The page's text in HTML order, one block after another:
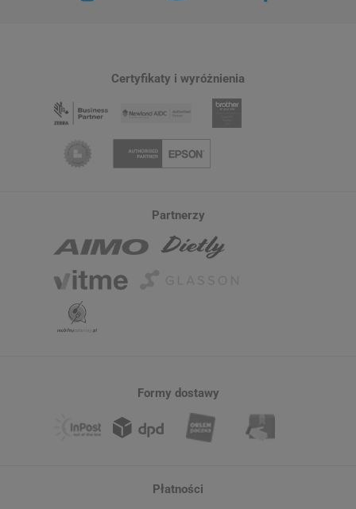
Certyfikaty i wyróżnienia
Partnerzy
Formy dostawy
Płatności